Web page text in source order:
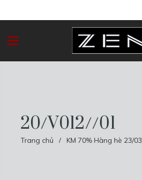
20/V012//01
Trang chủ / KM 70% Hàng hè 23/